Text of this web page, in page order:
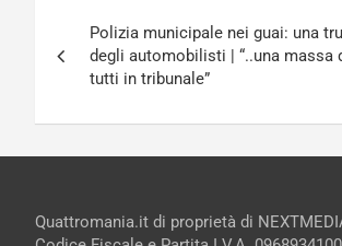
articoli
Polizia municipale nei guai: una
degli automobilisti | “..una massa
tutti in tribunale”
Quattromania.it di proprietà di